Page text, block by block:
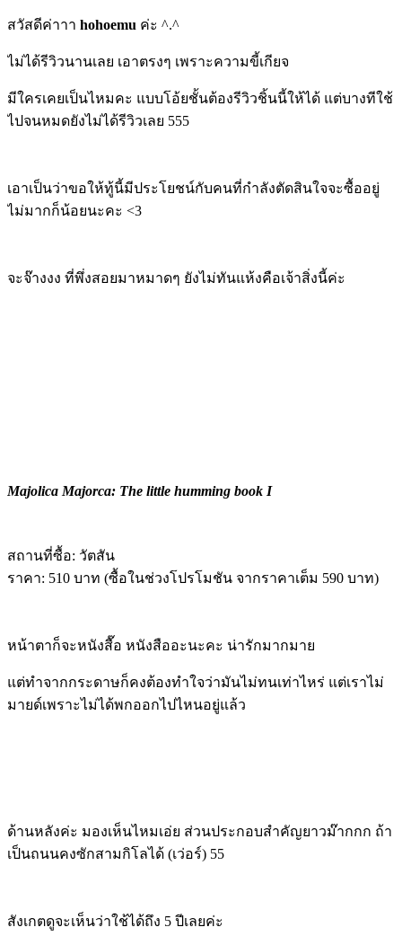
สวัสดีค่าาา hohoemu ค่ะ ^.^
ไม่ได้รีวิวนานเลย เอาตรงๆ เพราะความขี้เกียจ
มีใครเคยเป็นไหมคะ แบบโอ้ยชั้นต้องรีวิวชิ้นนี้ให้ได้ แต่บางทีใช้
ไปจนหมดยังไม่ได้รีวิวเลย 555
เอาเป็นว่าขอให้ทู้นี้มีประโยชน์กับคนที่กำลังตัดสินใจจะซื้ออยู่
ไม่มากก็น้อยนะคะ <3
จะจ๊างงง ที่พึ่งสอยมาหมาดๆ ยังไม่ทันแห้งคือเจ้าสิ่งนี้ค่ะ
Majolica Majorca: The little humming book I
สถานที่ซื้อ: วัตสัน
ราคา: 510 บาท (ซื้อในช่วงโปรโมชัน จากราคาเต็ม 590 บาท)
หน้าตาก็จะหนังสื๊อ หนังสืออะนะคะ น่ารักมากมาย
แต่ทำจากกระดาษก็คงต้องทำใจว่ามันไม่ทนเท่าไหร่ แต่เราไม่
มายด์เพราะไม่ได้พกออกไปไหนอยู่แล้ว
ด้านหลังค่ะ มองเห็นไหมเอ่ย ส่วนประกอบสำคัญยาวม๊ากกก ถ้า
เป็นถนนคงซักสามกิโลได้ (เว่อร์) 55
สังเกตดูจะเห็นว่าใช้ได้ถึง 5 ปีเลยค่ะ